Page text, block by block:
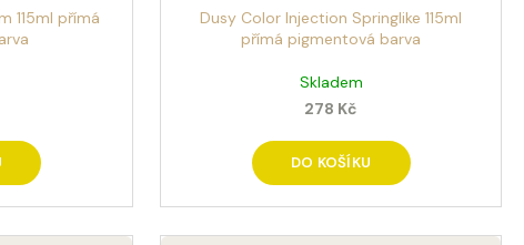
115ml přímá
Dusy Color Injection Springlike 115ml
přímá pigmentová barva
Skladem
278 Kč
DO KOŠÍKU